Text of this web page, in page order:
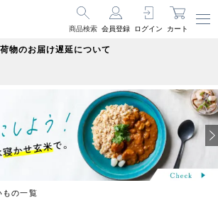
商品検索 会員登録 ログイン カート
物のお届け遅延について
もの一覧